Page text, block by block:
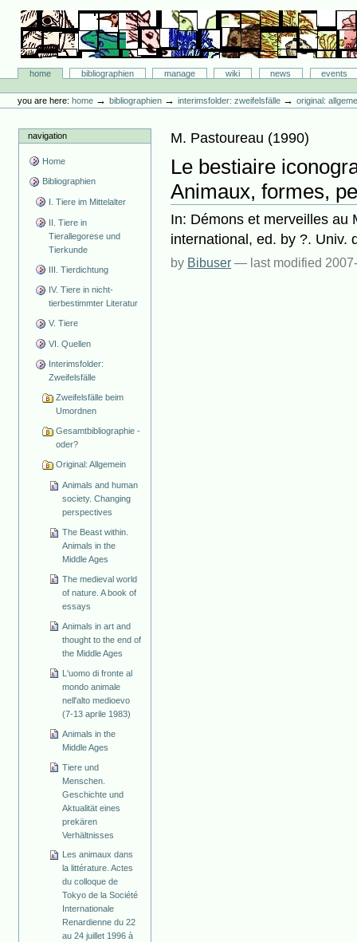
content.
navigation
Bibliographie-Portal
Sectionshome bibliographien manage wiki news
events
tools
you are here: home →bibliographien →interimsfolder: zweifelsfälle →original:
navigation
Home
Bibliographien
I. Tiere im Mittelalter
II. Tiere in
Tierallegorese und
Tierkunde
III. Tierdichtung
IV. Tiere in nicht-
tierbestimmter Literatur
V. Tiere
VI. Quellen
Interimsfolder:
Zweifelsfälle
Zweifelsfälle beim
Umordnen
Gesamtbibliographie -
oder?
Original: Allgemein
Animals and human
society. Changing
perspectives
The Beast within.
Animals in the
Middle Ages
The medieval world
of nature. A book of
essays
Animals in art and
thought to the end of
the Middle Ages
L'uomo di fronte al
mondo animale
nell'alto medioevo
(7-13 aprile 1983)
Animals in the
Middle Ages
Tiere und
Menschen.
Geschichte und
Aktualität eines
prekären
Verhältnisses
Les animaux dans
la littérature. Actes
du colloque de
Tokyo de la Société
Internationale
Renardienne du 22
au 24 juillet 1996 à
M. Pastoureau (1990)
Le bestiaire
Animaux, formes,
In: Démons et merveilles au
international, ed. by ?. Univ.
by Bibuser — last modified